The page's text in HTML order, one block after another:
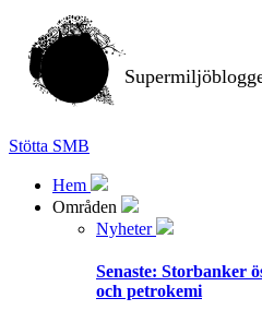
Stötta SMB
Hem
Områden
Nyheter
Senaste: Storbanker
och petrokemi